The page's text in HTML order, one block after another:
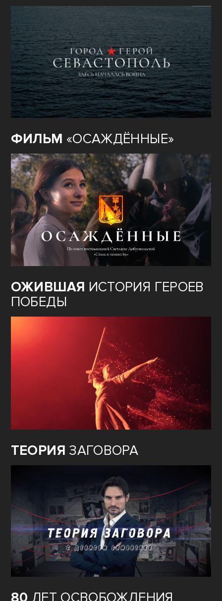
ФИЛЬМ «ОСАЖДЁННЫЕ»
ОЖИВШАЯ ИСТОРИЯ ГЕРОЕВ
ПОБЕДЫ
ТЕОРИЯ ЗАГОВОРА